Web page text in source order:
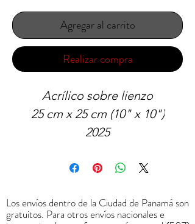
Agregar al carrito
Realizar compra
Acrílico sobre lienzo
25 cm x 25 cm (10" x 10")
2025
Los envíos dentro de la Ciudad de Panamá son
gratuitos. Para otros envíos nacionales e